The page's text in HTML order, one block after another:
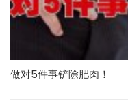
做对5件事铲除肥肉！